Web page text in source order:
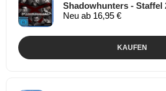
Shadowhunters - Staffel
Neu ab 16,95 €
KAUFEN